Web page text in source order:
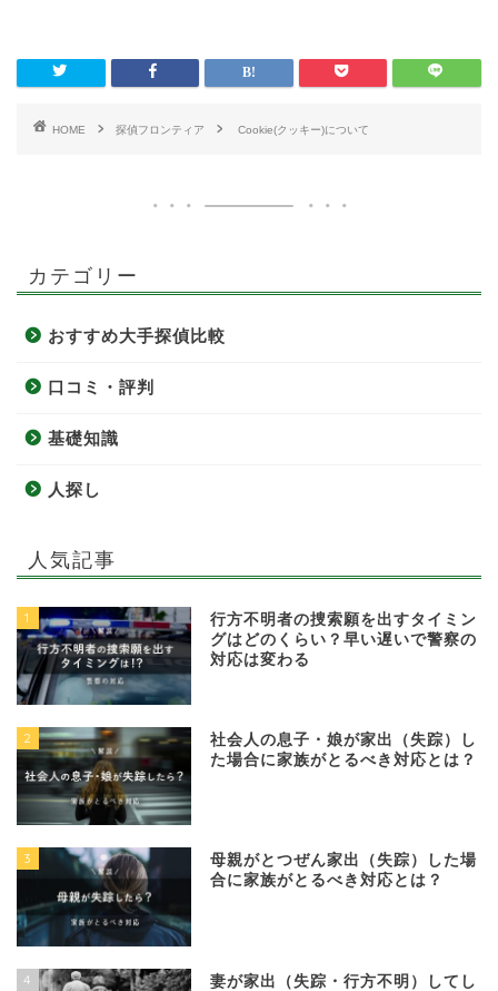
HOME 探偵フロンティア Cookie(クッキー)について
カテゴリー
おすすめ大手探偵比較
口コミ・評判
基礎知識
人探し
人気記事
1
行方不明者の捜索願を出すタイミン
グはどのくらい？早い遅いで警察の
対応は変わる
2
社会人の息子・娘が家出（失踪）し
た場合に家族がとるべき対応とは？
3
母親がとつぜん家出（失踪）した場
合に家族がとるべき対応とは？
4
妻が家出（失踪・行方不明）してし